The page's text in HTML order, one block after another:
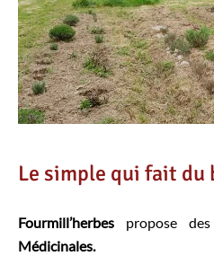
Le simple qui fait du
Fourmill’herbes propose des
Médicinales.